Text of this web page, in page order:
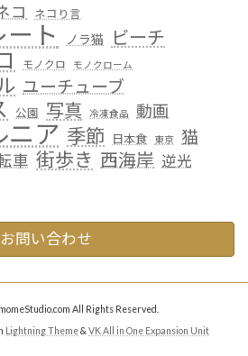
コ ネコり言
ト ノラ猫 ビーチ
モノクロ モノクローム
ユーチューブ
公園 写真 冷凍食品 動画
ニア 季節 日本食 東京 猫
車 街歩き 西海岸 逆光
お問い合わせ
All Rights Reserved.
Lightning Theme& VK All in One Expansion Unit